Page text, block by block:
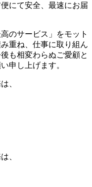
にて安全、最速にお届
のサービス」をモット
重ね、仕事に取り組ん
も相変わらぬご愛顧と
申し上げます。
、
、